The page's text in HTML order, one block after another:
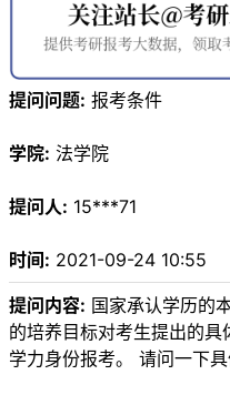
提问问题: 报考条件
学院: 法学院
提问人: 15***71
时间: 2021-09-24 10:55
提问内容: 国家承认学历的
的培养目标对考生提出的
学力身份报考。 请问一下